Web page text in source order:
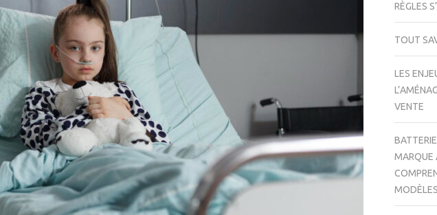
RÈGLES
TOUT
LES
VENTE
MARQUE